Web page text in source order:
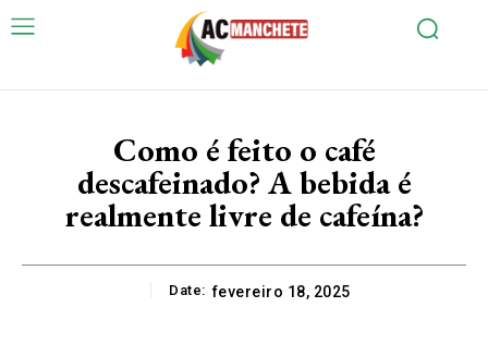
Como é feito o café
descafeinado? A bebida é
realmente livre de cafeína?
Date: fevereiro 18, 2025